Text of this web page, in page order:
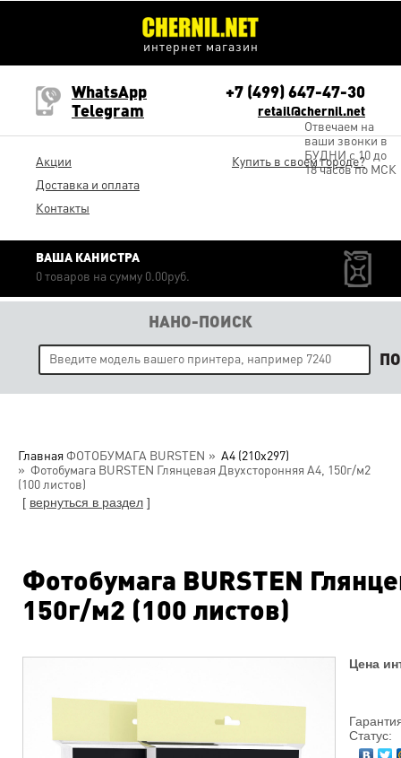
интернет магазин
Акции
Доставка и оплата
Контакты
WhatsApp
Telegram
retail@chernil.net
+7 (499) 647-47-30
Отвечаем на
ваши звонки в
БУДНИ с 10 до
18 часов по МСК
Купить в своем городе?
ВАША КАНИСТРА
0 товаров на сумму 0.00руб.
НАНО-ПОИСК
Главная ФОТОБУМАГА BURSTEN
А4 (210x297)
Фотобумага BURSTEN Глянцевая Двухсторонняя A4, 150г/м2
(100 листов)
[ вернуться в раздел ]
Фотобумага BURSTEN
150г/м2 (100 листов)
Цена
Статус: